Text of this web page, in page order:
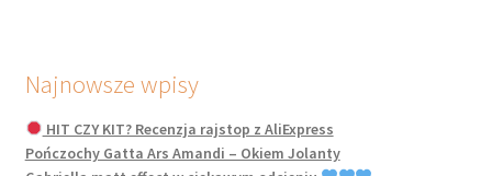
Najnowsze wpisy
HIT CZY KIT? Recenzja rajstop z AliExpress
Pończochy Gatta Ars Amandi – Okiem Jolanty